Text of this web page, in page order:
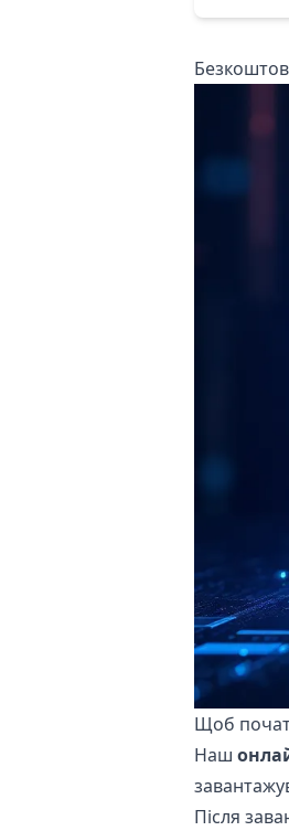
Щоб
Наш
Після